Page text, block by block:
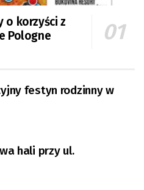
o korzyści z
Pologne
festyn rodzinny w
hali przy ul.